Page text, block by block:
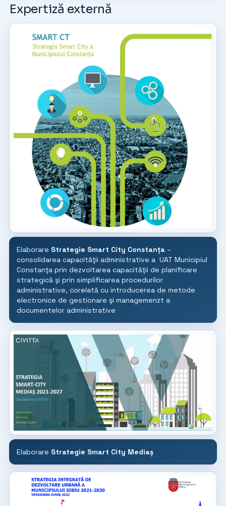
Expertiză externă
Elaborare Strategie Smart City Constanța –
consolidarea capacităţii administrative a UAT Municipiul
Constanţa prin dezvoltarea capacităţii de planificare
strategică şi prin simplificarea procedurilor
administrative, corelată cu introducerea de metode
electronice de gestionare şi managemenzt a
documentelor administrative
Elaborare Strategie Smart City Mediaș